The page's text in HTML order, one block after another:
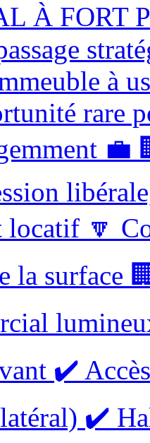
À FORT
à
rare
💼
locatif 🔽
la surface
✔️
latéral) ✔️